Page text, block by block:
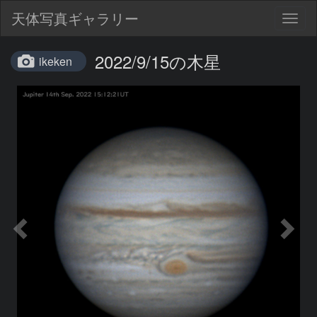
天体写真ギャラリー
ikeken 2022/9/15の木星